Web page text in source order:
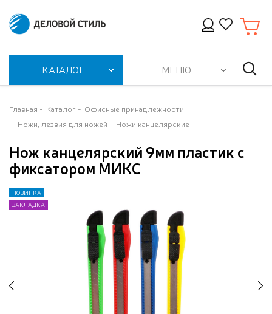
КАТАЛОГ МЕНЮ
Главная Каталог
Офисные принадлежности
Ножи, лезвия для ножей
Ножи канцелярские
Нож канцелярский 9мм пластик с
фиксатором МИКС
НОВИНКА
ЗАКЛАДКА
НОВИНКА
ЗАКЛАДКА
НОВИНКА
ЗАКЛАДКА
НОВИНКА
ЗАКЛАДКА
НОВИНКА
ЗАКЛАДКА
НОВИНКА
ЗАКЛАДКА